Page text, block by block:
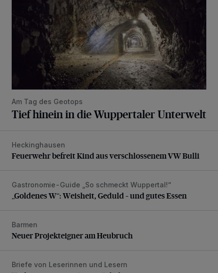
Am Tag des Geotops
Tief hinein in die Wuppertaler Unterwelt
Feuerwehr befreit Kind aus verschlossenem VW Bulli
Heckinghausen
Feuerwehr befreit Kind aus verschlossenem VW Bulli
„Goldenes W“: Weisheit, Geduld – und gutes Essen
Gastronomie-Guide „So schmeckt Wuppertal!“
„Goldenes W“: Weisheit, Geduld – und gutes Essen
Neuer Projekteigner am Heubruch
Barmen
Neuer Projekteigner am Heubruch
Verbesserungen wären möglich
Briefe von Leserinnen und Lesern